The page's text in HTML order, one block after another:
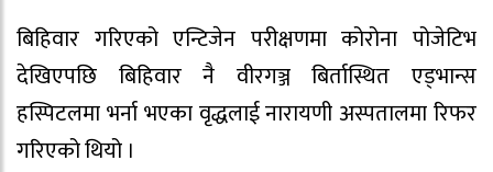
बिहिवार गरिएको एन्टिजेन परीक्षणमा कोरोना पोजेटिभ
देखिएपछि बिहिवार नै वीरगञ्ज बिर्तास्थित एड्भान्स
हस्पिटलमा भर्ना भएका वृद्धलाई नारायणी अस्पतालमा रिफर
गरिएको थियो ।